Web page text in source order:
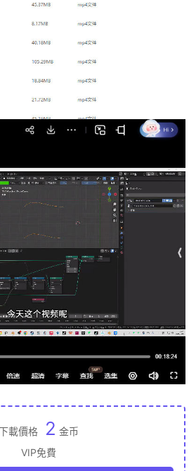
載價格 2 金币
VIP免費